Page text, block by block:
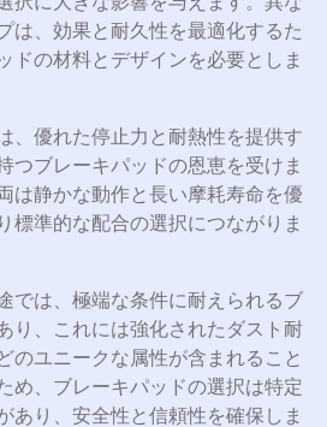
は、効果と耐久性を最適化するた
ドの材料とデザインを必要としま
、優れた停止力と耐熱性を提供す
つブレーキパッドの恩恵を受けま
は静かな動作と長い摩耗寿命を優
標準的な配合の選択につながりま
では、極端な条件に耐えられるブ
り、これには強化されたダスト耐
のユニークな属性が含まれること
め、ブレーキパッドの選択は特定
あり、安全性と信頼性を確保しま